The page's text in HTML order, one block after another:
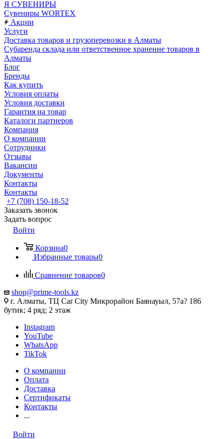
Я СУВЕНИРЫ
Сувениры WORTEX
Акции
Услуги
Доставка товаров и грузоперевозки в Алматы
Субаренда склада или ответственное хранение товаров в
Алматы
Блог
Бренды
Как купить
Условия оплаты
Условия доставки
Гарантия на товар
Каталоги партнеров
Компания
О компании
Сотрудники
Отзывы
Вакансии
Документы
Контакты
Контакты
+7 (708) 150-18-52
Заказать звонок
Задать вопрос
Войти
Корзина0
Избранные товары0
Сравнение товаров0
shop@prime-tools.kz
г. Алматы, ТЦ Car City​ ​Микрорайон Баянауыл, 57а? ​186
бутик; 4 ряд; 2 этаж
Instagram
YouTube
WhatsApp
TikTok
О компании
Оплата
Доставка
Сертификаты
Контакты
...
Войти